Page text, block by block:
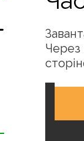
Через